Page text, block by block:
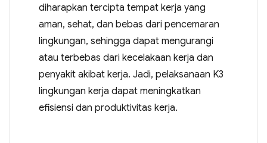
diharapkan tercipta tempat kerja yang
aman, sehat, dan bebas dari pencemaran
lingkungan, sehingga dapat mengurangi
atau terbebas dari kecelakaan kerja dan
penyakit akibat kerja. Jadi, pelaksanaan K3
lingkungan kerja dapat meningkatkan
efisiensi dan produktivitas kerja.